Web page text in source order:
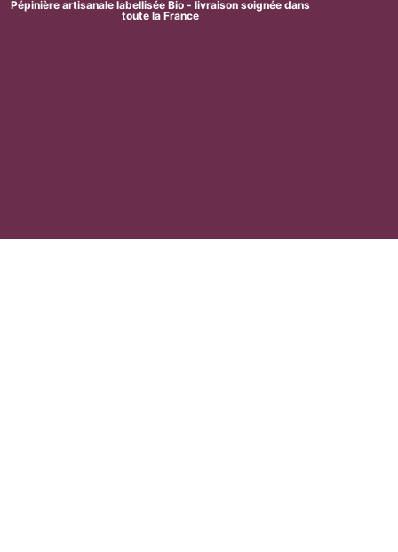
Pépinière artisanale labellisée Bio - livraison soignée dans
toute la France